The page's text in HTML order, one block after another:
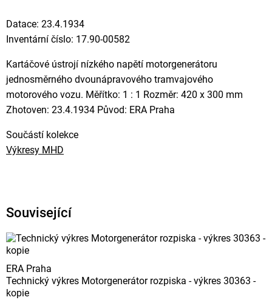
Datace: 23.4.1934
Inventární číslo: 17.90-00582
Kartáčové ústrojí nízkého napětí motorgenerátoru
jednosměrného dvounápravového tramvajového
motorového vozu. Měřítko: 1 : 1 Rozměr: 420 x 300 mm
Zhotoven: 23.4.1934 Původ: ERA Praha
Součástí kolekce
Výkresy MHD
Související
ERA Praha
Technický výkres Motorgenerátor rozpiska - výkres 30363 -
kopie